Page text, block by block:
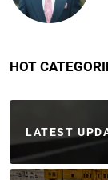
HOT
LATEST